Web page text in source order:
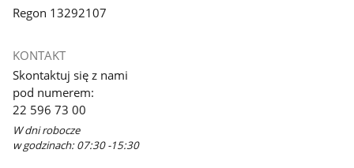
Regon 13292107
KONTAKT
Skontaktuj się z nami
pod numerem:
22 596 73 00
W dni robocze
w godzinach: 07:30 -15:30